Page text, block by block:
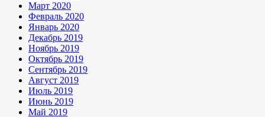
Март 2020
Февраль 2020
Январь 2020
Декабрь 2019
Ноябрь 2019
Октябрь 2019
Сентябрь 2019
Август 2019
Июль 2019
Июнь 2019
Май 2019